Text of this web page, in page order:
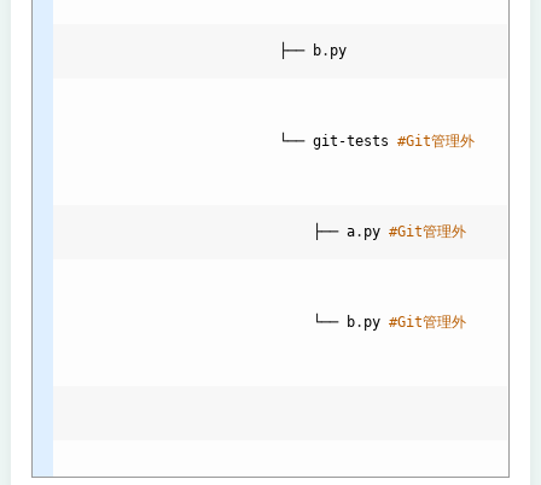
                          ├──
b. py
                          └──
git -tests #Git管理外
├── a. py #Git管理外
└── b. py #Git管理外